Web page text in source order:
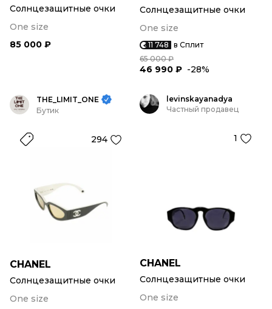
Солнцезащитные очки
One size
85 000 ₽
Солнцезащитные очки
One size
11 748 в Сплит
65 000 ₽
46 990 ₽ -28%
THE_LIMIT_ONE
Бутик
294
CHANEL
Солнцезащитные очки
One size
levinskayanadya
Частный продавец
1
CHANEL
Солнцезащитные очки
One size